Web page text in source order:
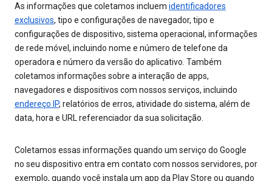
As informações que coletamos incluem identificadores
exclusivos, tipo e configurações de navegador, tipo e
configurações de dispositivo, sistema operacional, informações
de rede móvel, incluindo nome e número de telefone da
operadora e número da versão do aplicativo. Também
coletamos informações sobre a interação de apps,
navegadores e dispositivos com nossos serviços, incluindo
endereço IP, relatórios de erros, atividade do sistema, além de
data, hora e URL referenciador da sua solicitação.
Coletamos essas informações quando um serviço do Google
no seu dispositivo entra em contato com nossos servidores, por
exemplo, quando você instala um app da Play Store ou quando